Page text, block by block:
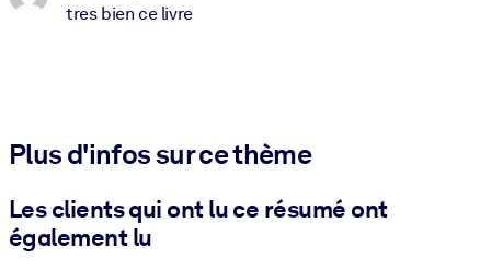
tres bien ce livre
Plus d'infos sur ce thème
Les clients qui ont lu ce résumé ont
également lu